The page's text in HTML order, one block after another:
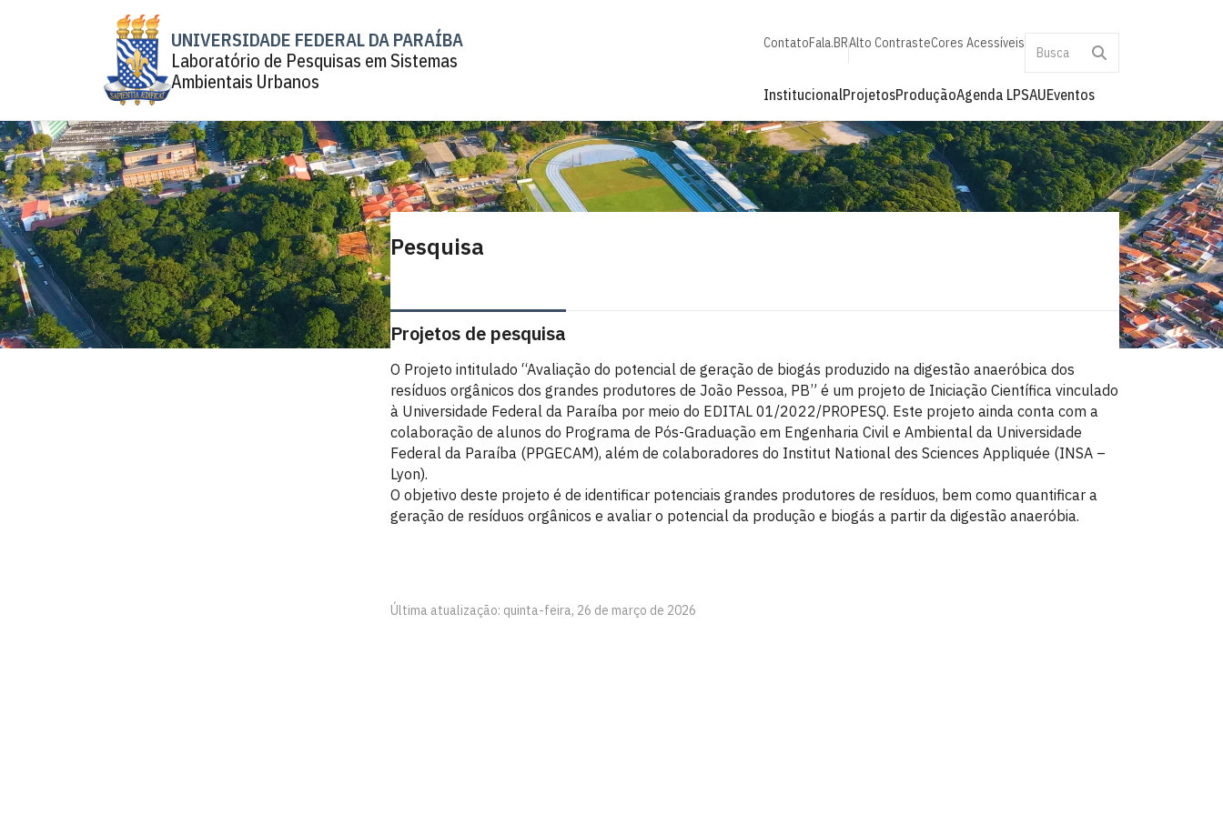
UNIVERSIDADE FEDERAL DA PARAÍBA
Laboratório de Pesquisas em Sistemas
Ambientais Urbanos
ContatoFala.BRAlto ContrasteCores Acessíveis
InstitucionalProjetosProduçãoAgenda LPSAUEventos
Pesquisa
Projetos de pesquisa
O Projeto intitulado “Avaliação do potencial de geração de biogás produzido na digestão anaeróbica dos
resíduos orgânicos dos grandes produtores de João Pessoa, PB” é um projeto de Iniciação Científica vinculado
à Universidade Federal da Paraíba por meio do EDITAL 01/2022/PROPESQ. Este projeto ainda conta com a
colaboração de alunos do Programa de Pós-Graduação em Engenharia Civil e Ambiental da Universidade
Federal da Paraíba (PPGECAM), além de colaboradores do Institut National des Sciences Appliquée (INSA –
Lyon).
O objetivo deste projeto é de identificar potenciais grandes produtores de resíduos, bem como quantificar a
geração de resíduos orgânicos e avaliar o potencial da produção e biogás a partir da digestão anaeróbia.
Última atualização: quinta-feira, 26 de março de 2026